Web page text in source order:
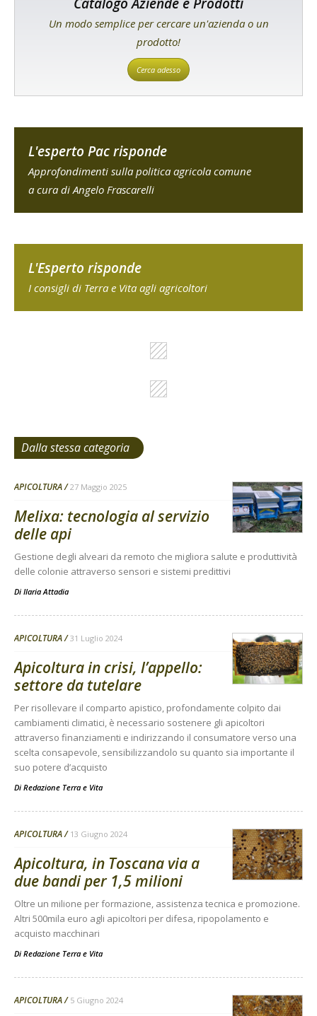
Un modo semplice per cercare un'azienda o un
prodotto!
Cerca adesso
L'esperto Pac risponde
Approfondimenti sulla politica agricola comune
a cura di Angelo Frascarelli
L'Esperto risponde
I consigli di Terra e Vita agli agricoltori
Dalla stessa categoria
APICOLTURA 27 Maggio 2025
Melixa: tecnologia al servizio
delle api
Gestione degli alveari da remoto che migliora salute e produttività
delle colonie attraverso sensori e sistemi predittivi
Di Ilaria Attadia
APICOLTURA 31 Luglio 2024
Apicoltura in crisi, l’appello:
settore da tutelare
Per risollevare il comparto apistico, profondamente colpito dai
cambiamenti climatici, è necessario sostenere gli apicoltori
attraverso finanziamenti e indirizzando il consumatore verso una
scelta consapevole, sensibilizzandolo su quanto sia importante il
suo potere d’acquisto
Di Redazione Terra e Vita
APICOLTURA 13 Giugno 2024
Apicoltura, in Toscana via a
due bandi per 1,5 milioni
Oltre un milione per formazione, assistenza tecnica e promozione.
Altri 500mila euro agli apicoltori per difesa, ripopolamento e
acquisto macchinari
Di Redazione Terra e Vita
APICOLTURA 5 Giugno 2024